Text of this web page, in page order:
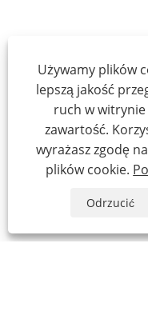
Używamy plików
lepszą jakość
ruch w
zawartość.
wyrażasz zgodę
plików cookie.
Odrzucić